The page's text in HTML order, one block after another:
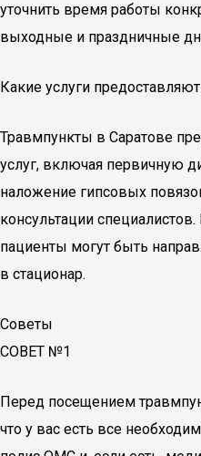
уточнить время работы
выходные и праздничные
Какие услуги
Травмпункты в Саратове
услуг, включая первичную
наложение гипсовых
консультации
пациенты могут быть
в стационар.
Советы
СОВЕТ №1
Перед посещением
что у вас есть все